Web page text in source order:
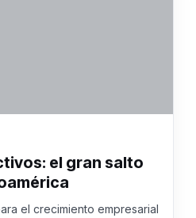
el gran salto
el crecimiento empresarial